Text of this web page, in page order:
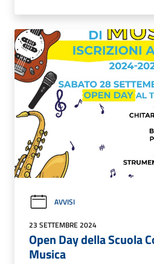
AVVISI
23 SETTEMBRE 2024
Open Day della Scuola
Musica